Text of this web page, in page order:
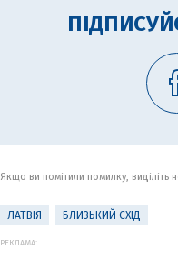
Якщо ви помітили помилку, виділіть
ЛАТВІЯ БЛИЗЬКИЙ СХІД
РЕКЛАМА: